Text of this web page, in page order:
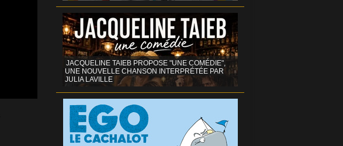
JACQUELINE TAIEB PROPOSE "UNE COMÉDIE",
UNE NOUVELLE CHANSON INTERPRÉTÉE PAR
JULIA LAVILLE